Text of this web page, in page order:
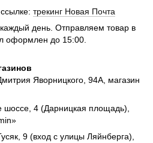
трекинг Новая Почта
день. Отправляем товар в
оформлен до 15:00.
Яворницкого, 94А, магазин
шоссе, 4 (Дарницкая площадь),
9 (вход с улицы Ляйнберга),